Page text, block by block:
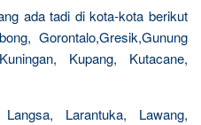
ada tadi di kota-kota berikut
Gorontalo,Gresik,Gunung
Kupang, Kutacane,
Larantuka, Lawang,